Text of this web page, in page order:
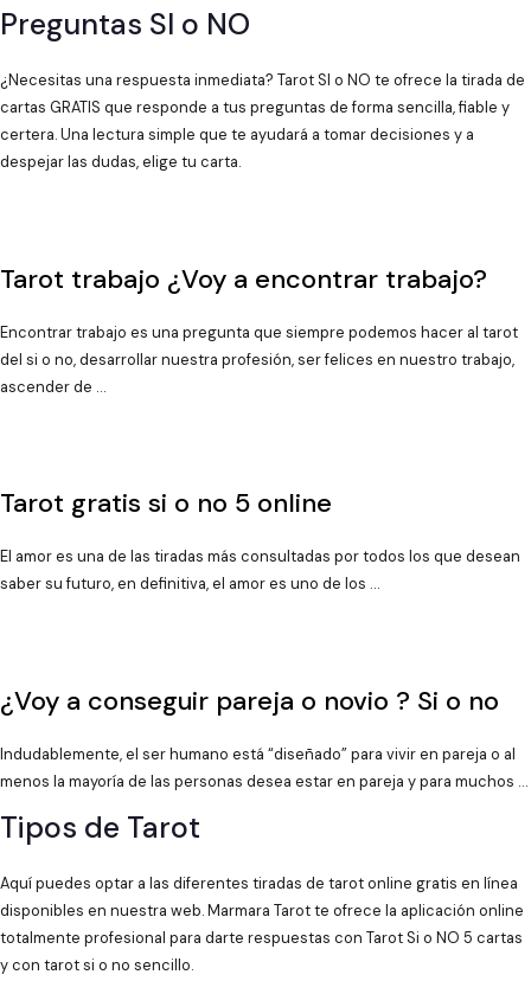
Preguntas SI o NO
¿Necesitas una respuesta inmediata? Tarot SI o NO te ofrece la tirada de
cartas GRATIS que responde a tus preguntas de forma sencilla, fiable y
certera. Una lectura simple que te ayudará a tomar decisiones y a
despejar las dudas, elige tu carta.
Tarot trabajo ¿Voy a encontrar trabajo?
Encontrar trabajo es una pregunta que siempre podemos hacer al tarot
del si o no, desarrollar nuestra profesión, ser felices en nuestro trabajo,
ascender de …
Tarot gratis si o no 5 online
El amor es una de las tiradas más consultadas por todos los que desean
saber su futuro, en definitiva, el amor es uno de los …
¿Voy a conseguir pareja o novio ? Si o no
Indudablemente, el ser humano está “diseñado” para vivir en pareja o al
menos la mayoría de las personas desea estar en pareja y para muchos …
Tipos de Tarot
Aquí puedes optar a las diferentes tiradas de tarot online gratis en línea
disponibles en nuestra web. Marmara Tarot te ofrece la aplicación online
totalmente profesional para darte respuestas con Tarot Si o NO 5 cartas
y con tarot si o no sencillo.